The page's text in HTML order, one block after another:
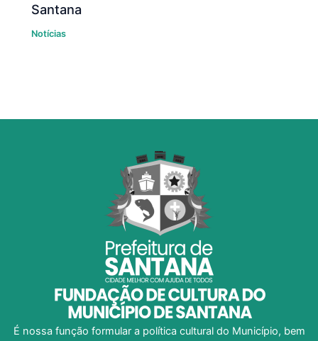
Santana
Notícias
É nossa função formular a política cultural do Município, bem